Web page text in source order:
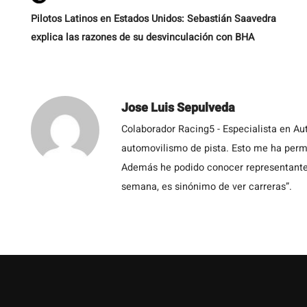
Pilotos Latinos en Estados Unidos: Sebastián Saavedra
explica las razones de su desvinculación con BHA
Jose Luis Sepulveda
Colaborador Racing5 - Especialista en
automovilismo de pista. Esto me ha
Además he podido conocer
semana, es sinónimo de ver carreras”.